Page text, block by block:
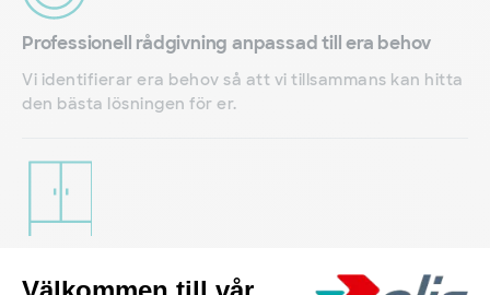
Professionell rådgivning anpassad till era behov
Vi identifierar era behov så att vi tillsammans kan hitta
den bästa lösningen för er.